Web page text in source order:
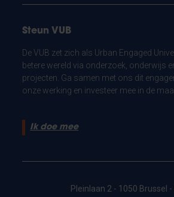
Steun VUB
De VUB zet zich als Urban Engaged
betere wereld via onderzoek, onderwijs
projecten. Ga samen met ons dit
onze werking en investeer mee in de
Ik doe mee
Pleinlaan 2 - 1050 Brussel -